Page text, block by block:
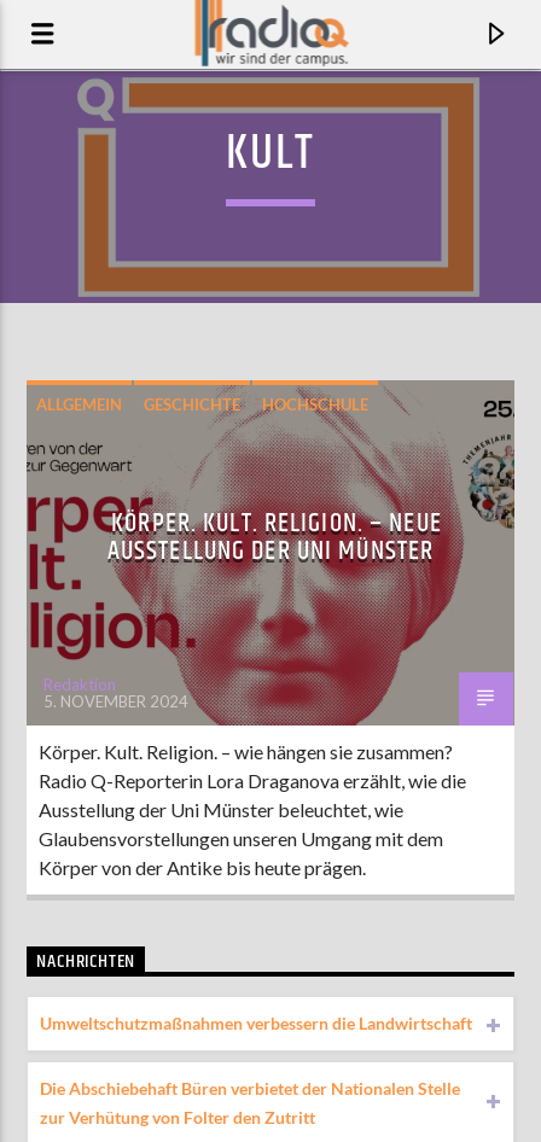
AKTUELLER TRACK
LICHT
DILLA
AKTUELLE SENDUNG
MOEBIUS
00:00 18:00
ZU HÖREN IN Münster90,9 MHz Steinfurt 103,9 MHz
KULT
ALLGEMEIN GESCHICHTE HOCHSCHULE
INTERVIEW MÜNSTER WISSEN
KÖRPER. KULT. RELIGION. – NEUE
AUSSTELLUNG DER UNI MÜNSTER
Redaktion
5. NOVEMBER 2024
Körper. Kult. Religion. – wie hängen sie zusammen?
Radio Q-Reporterin Lora Draganova erzählt, wie die
Ausstellung der Uni Münster beleuchtet, wie
Glaubensvorstellungen unseren Umgang mit dem
Körper von der Antike bis heute prägen.
NACHRICHTEN
Umweltschutzmaßnahmen verbessern die Landwirtschaft
Die Abschiebehaft Büren verbietet der Nationalen Stelle
zur Verhütung von Folter den Zutritt